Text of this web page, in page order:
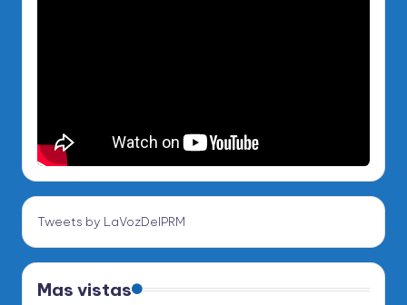
Tweets by LaVozDelPRM
Mas vistas